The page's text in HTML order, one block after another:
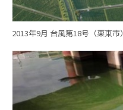
2013年9月 台風第18号（栗東市）